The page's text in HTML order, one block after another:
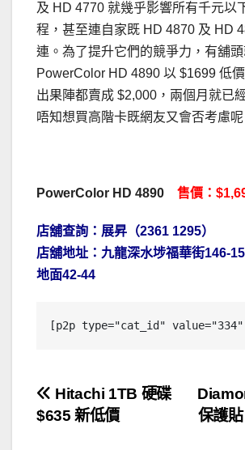
及 HD 4770 就幾乎影響所有千元以
程，甚至連自家既 HD 4870 及 HD
連。為了提升它們的競爭力，有舖
PowerColor HD 4890 以 $1699 低
出果陣都賣成 $2,000，兩個月就已
唔知想買高階卡既網友又會否考慮呢
PowerColor HD 4890 售價：
店舖查詢：展昇（2361 1295）
店舖地址：九龍深水埗福華街146-
地面42-44
[p2p type="cat_id"
文
章
保護
Hitachi 1TB 硬碟
$635 新低價